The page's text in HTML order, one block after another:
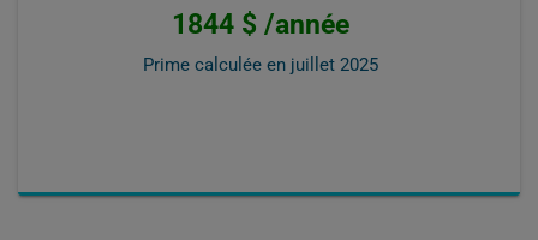
1844 $ /année
Prime calculée en juillet 2025